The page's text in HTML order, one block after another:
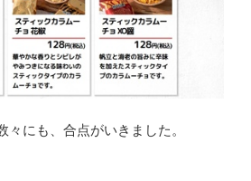
々にも、合点がいきました。